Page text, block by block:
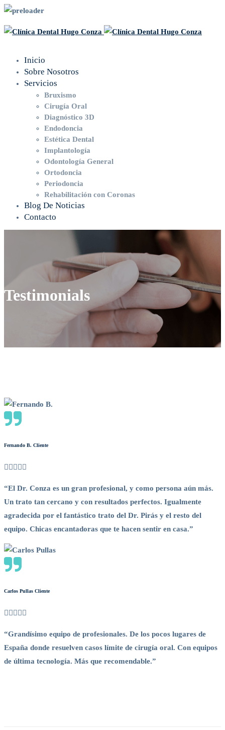
Inicio
Sobre Nosotros
Servicios
Bruxismo
Cirugía Oral
Diagnóstico 3D
Endodoncia
Estética Dental
Implantología
Odontología General
Ortodoncia
Periodoncia
Rehabilitación con Coronas
Blog De Noticias
Contacto
Testimonials
Fernando B. Cliente
“El Dr. Conza es un gran profesional, y como persona aún más.
Un trato tan cercano y con resultados perfectos. Igualmente
agradecida por el fantástico trato del Dr. Pirás y el resto del
equipo. Chicas encantadoras que te hacen sentir en casa.”
Carlos Pullas Cliente
“Grandísimo equipo de profesionales. De los pocos lugares de
España donde resuelven casos límite de cirugía oral. Con equipos
de última tecnología. Más que recomendable.”